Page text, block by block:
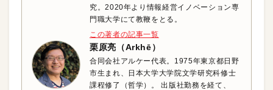
究。2020年より情報経営イノベーション専
門職大学にて教鞭をとる。
この著者の記事一覧
栗原亮（Arkhē）
合同会社アルケー代表。1975年東京都日野
市生まれ、日本大学大学院文学研究科修士
課程修了（哲学）。 出版社勤務を経て、